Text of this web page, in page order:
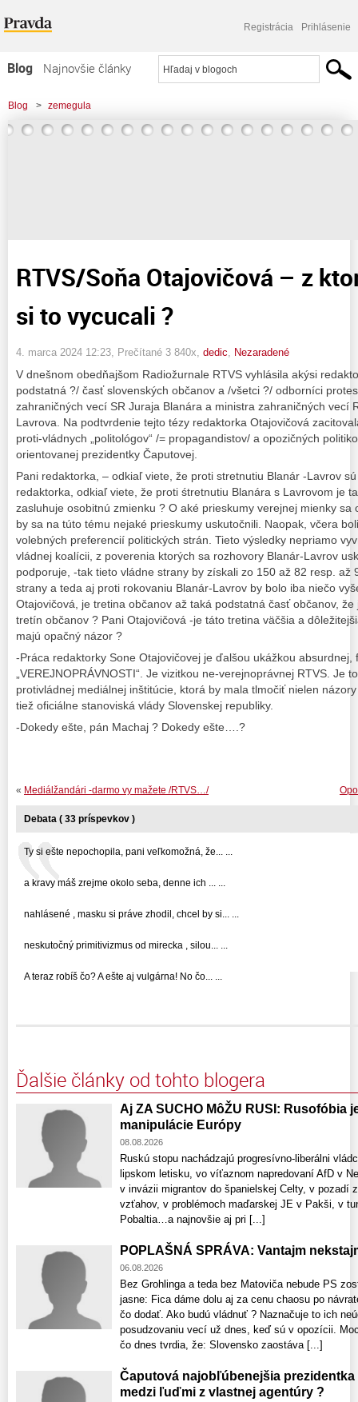
Registrácia Prihlásenie
Blog
Najnovšie články
Najčítanejšie články
Najkomentovanejšie články
Blog > zemegula
> RTVS/Soňa Otajovičová - z ktorého prsta ste si to vycucali ?
RTVS/Soňa Otajovičová – z
si to vycucali ?
4. marca 2024 12:23 , Prečítané 3 840x, dedic Nezaradené
V dnešnom obedňajšom Radiožurnale RTVS vyhlásila akýsi
podstatná ?/ časť slovenských občanov a /všetci ?/ odborníci
zahraničných vecí SR Juraja Blanára a ministra zahraničných vecí
Lavrova. Na podtvrdenie tejto tézy redaktorka Otajovičová
proti-vládnych „politológov“ /= propagandistov/ a opozičných
orientovanej prezidentky Čaputovej.
Pani redaktorka, – odkiaľ viete, že proti stretnutiu Blanár -Lavrov
redaktorka, odkiaľ viete, že proti śtretnutiu Blanára s Lavrovom je
zasluhuje osobitnú zmienku ? O aké prieskumy verejnej mienky sa
by sa na túto tému nejaké prieskumy uskutočnili. Naopak, včera
volebných preferencií politických strán. Tieto výsledky nepriamo
vládnej koalícii, z poverenia ktorých sa rozhovory Blanár-Lavrov
podporuje, -tak tieto vládne strany by získali zo 150 až 82 resp. až
strany a teda aj proti rokovaniu Blanár-Lavrov by bolo iba niečo
Otajovičová, je tretina občanov až taká podstatná časť občanov,
tretín občanov ? Pani Otajovičová -je táto tretina väčšia a
majú opačný názor ?
-Práca redaktorky Sone Otajovičovej je ďalšou ukážkou absurdnej,
„VEREJNOPRÁVNOSTI“. Je vizitkou ne-verejnoprávnej RTVS. Je
protivládnej mediálnej inštitúcie, ktorá by mala tlmočiť nielen
tiež oficiálne stanoviská vlády Slovenskej republiky.
-Dokedy ešte, pán Machaj ? Dokedy ešte….?
« Mediálžandári -darmo vy mažete /RTVS…/
Debata ( 33 príspevkov )
Ty si ešte nepochopila, pani veľkomožná, že... ...
a kravy máš zrejme okolo seba, denne ich ... ...
nahlásené , masku si práve zhodil, chcel by si... ...
neskutočný primitivizmus od mirecka , silou... ...
A teraz robíš čo? A ešte aj vulgárna! No čo... ...
Ďalšie články od tohto blogera
Aj ZA SUCHO MôŽU RUSI: Rusofóbia
manipulácie Európy
08.08.2026
Ruskú stopu nachádzajú progresívno-liberálni
lipskom letisku, vo víťaznom napredovaní AfD v
v invázii migrantov do španielskej Celty, v pozadí
vzťahov, v problémoch maďarskej JE v Pakši, v
Pobaltia…a najnovšie aj pri [...]
POPLAŠNÁ SPRÁVA: Vantajm
06.08.2026
Bez Grohlinga a teda bez Matoviča nebude PS
jasne: Fica dáme dolu aj za cenu chaosu po
čo dodať. Ako budú vládnuť ? Naznačuje to ich
posudzovaniu vecí už dnes, keď sú v opozícii.
čo dnes tvrdia, že: Slovensko zaostáva [...]
Čaputová najobľúbenejšia
medzi ľuďmi z vlastnej agentúry ?